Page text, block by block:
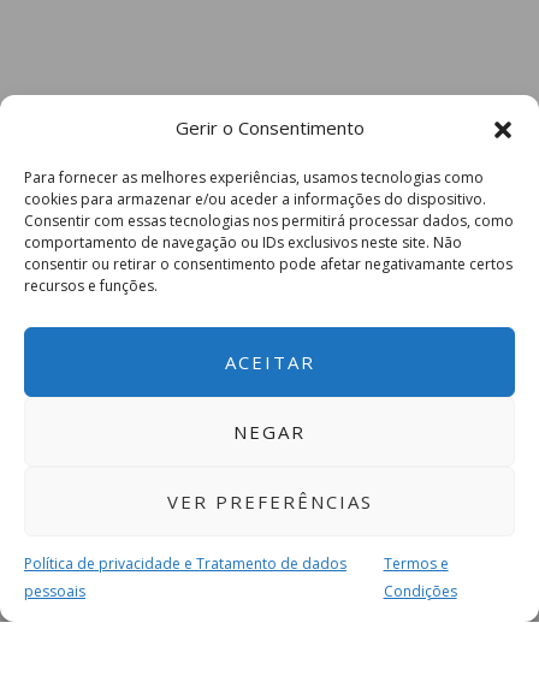
Gerir o Consentimento
Para fornecer as melhores experiências, usamos tecnologias como
cookies para armazenar e/ou aceder a informações do dispositivo.
Consentir com essas tecnologias nos permitirá processar dados, como
comportamento de navegação ou IDs exclusivos neste site. Não
consentir ou retirar o consentimento pode afetar negativamante certos
recursos e funções.
ACEITAR
NEGAR
VER PREFERÊNCIAS
Política de privacidade e Tratamento de dados
pessoais
Termos e
Condições